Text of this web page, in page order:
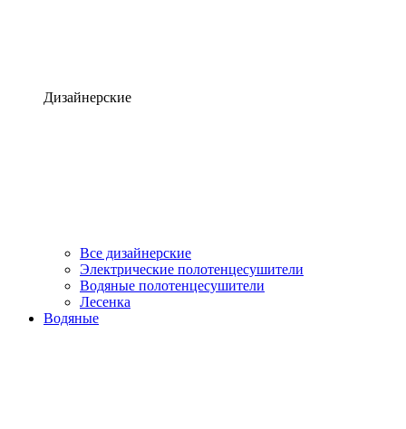
Дизайнерские
Все дизайнерские
Электрические полотенцесушители
Водяные полотенцесушители
Лесенка
Водяные